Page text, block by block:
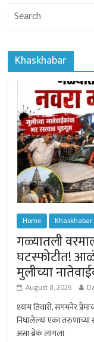
Khaskhabar
Home Khaskhabar
गळ्यातली
घटस्फोटीत!
मुलीच्या
August 8, 2026
श्याम तिवारी, संगमनेर
निघालेल्या एका तरुणाच्या
असा ब्रेक लागला